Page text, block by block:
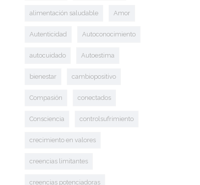
alimentación saludable Amor
Autenticidad Autoconocimiento
autocuidado Autoestima
bienestar cambiopositivo
Compasión conectados
Consciencia controlsufrimiento
crecimiento en valores
creencias limitantes
creencias potenciadoras